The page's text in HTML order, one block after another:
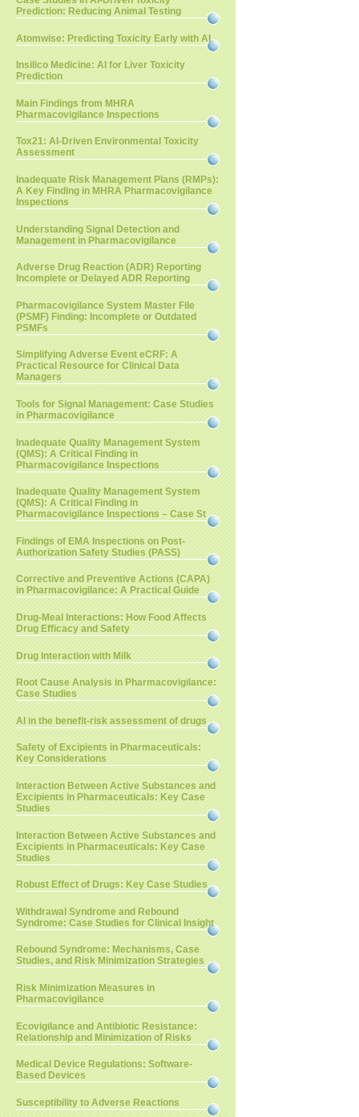
Prediction: Reducing Animal Testing
Atomwise: Predicting Toxicity Early with AI
Insilico Medicine: AI for Liver Toxicity
Prediction
Main Findings from MHRA
Pharmacovigilance Inspections
Tox21: AI-Driven Environmental Toxicity
Assessment
Inadequate Risk Management Plans (RMPs):
A Key Finding in MHRA Pharmacovigilance
Inspections
Understanding Signal Detection and
Management in Pharmacovigilance
Adverse Drug Reaction (ADR) Reporting
Incomplete or Delayed ADR Reporting
Pharmacovigilance System Master File
(PSMF) Finding: Incomplete or Outdated
PSMFs
Simplifying Adverse Event eCRF: A
Practical Resource for Clinical Data
Managers
Tools for Signal Management: Case Studies
in Pharmacovigilance
Inadequate Quality Management System
(QMS): A Critical Finding in
Pharmacovigilance Inspections
Inadequate Quality Management System
(QMS): A Critical Finding in
Pharmacovigilance Inspections – Case St
Findings of EMA Inspections on Post-
Authorization Safety Studies (PASS)
Corrective and Preventive Actions (CAPA)
in Pharmacovigilance: A Practical Guide
Drug-Meal Interactions: How Food Affects
Drug Efficacy and Safety
Drug Interaction with Milk
Root Cause Analysis in Pharmacovigilance:
Case Studies
AI in the benefit-risk assessment of drugs
Safety of Excipients in Pharmaceuticals:
Key Considerations
Interaction Between Active Substances and
Excipients in Pharmaceuticals: Key Case
Studies
Interaction Between Active Substances and
Excipients in Pharmaceuticals: Key Case
Studies
Robust Effect of Drugs: Key Case Studies
Withdrawal Syndrome and Rebound
Syndrome: Case Studies for Clinical Insight
Rebound Syndrome: Mechanisms, Case
Studies, and Risk Minimization Strategies
Risk Minimization Measures in
Pharmacovigilance
Ecovigilance and Antibiotic Resistance:
Relationship and Minimization of Risks
Medical Device Regulations: Software-
Based Devices
Susceptibility to Adverse Reactions